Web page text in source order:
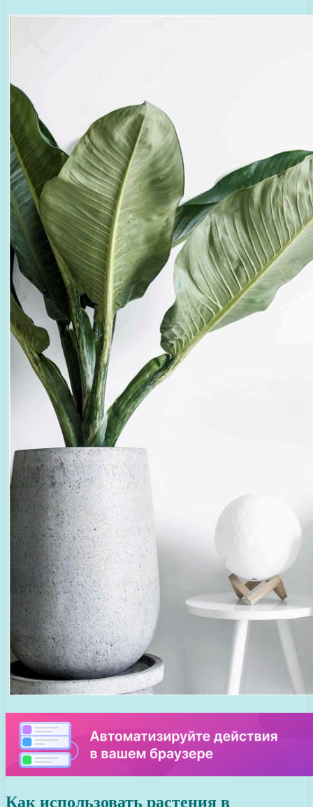
Как использовать растения в